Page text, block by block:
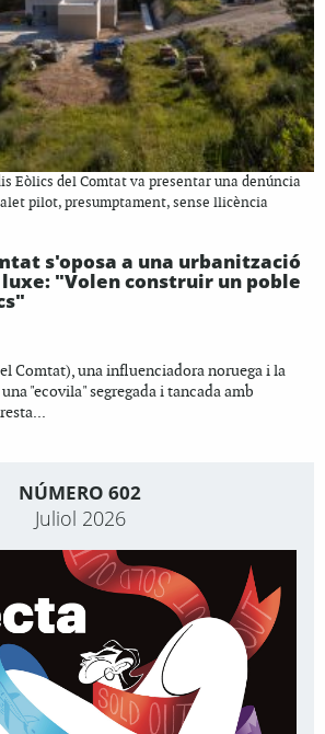
Eòlics del Comtat va presentar una denúncia
pilot, presumptament, sense llicència
s'oposa a una urbanització
luxe: "Volen construir un poble
Comtat), una influenciadora noruega i la
"ecovila" segregada i tancada amb
NÚMERO 602
Juliol 2026